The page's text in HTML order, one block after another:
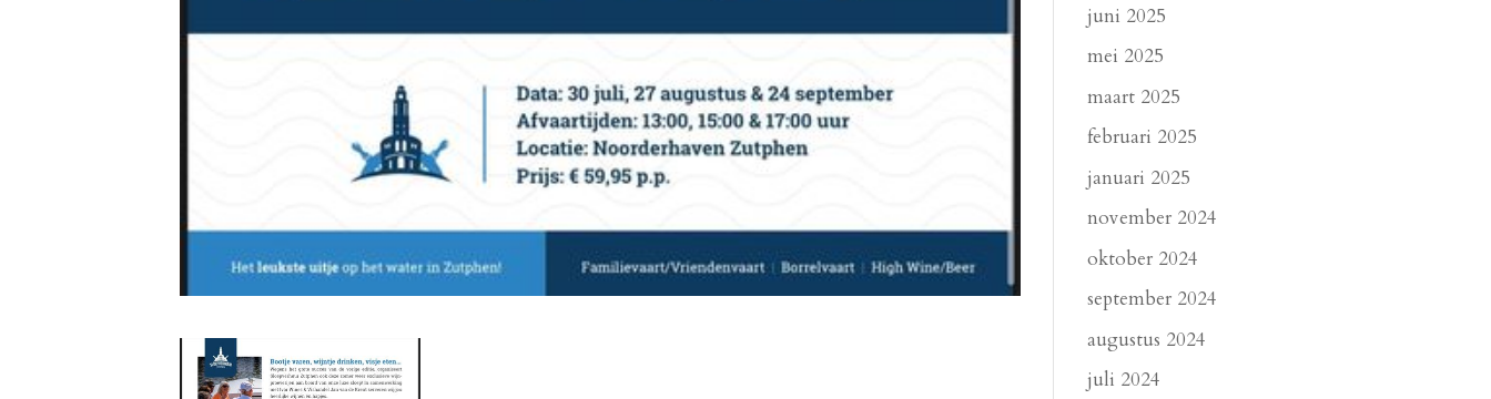
juni 2025
mei 2025
maart 2025
februari 2025
januari 2025
november 2024
oktober 2024
september 2024
augustus 2024
juli 2024